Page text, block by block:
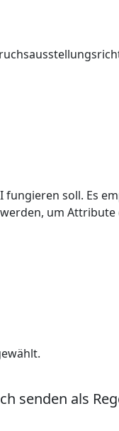
soll. Es
um Attribute
senden als